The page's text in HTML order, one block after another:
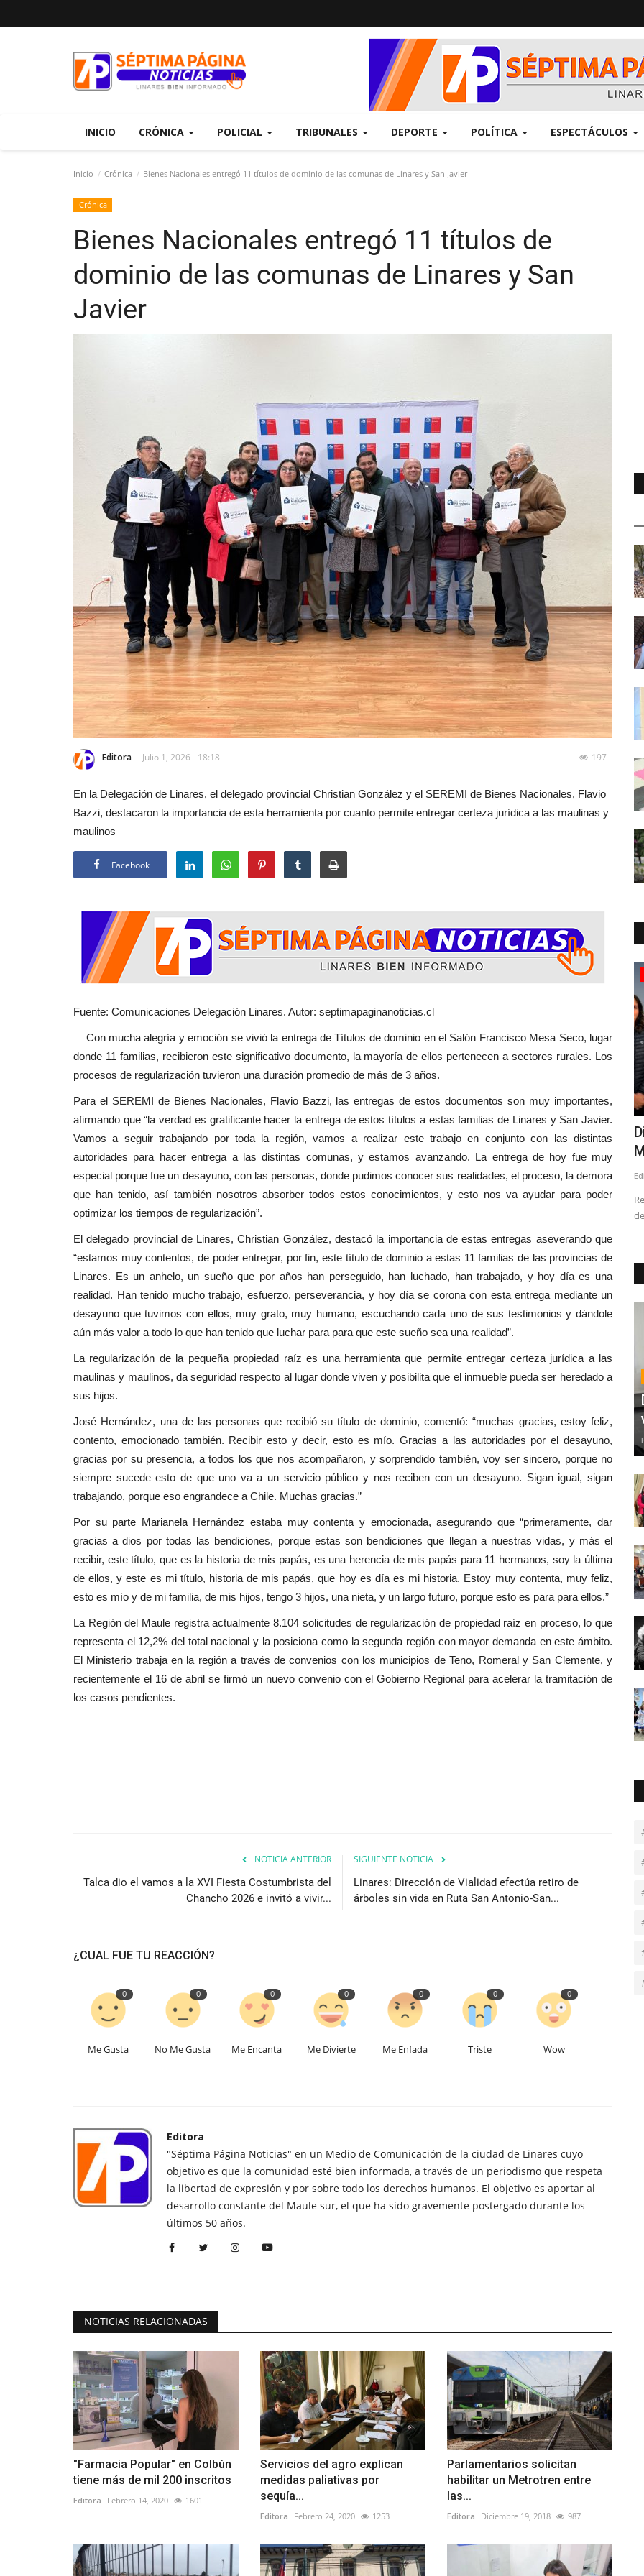
INICIO CRÓNICA POLICIAL TRIBUNALES DEPORTE POLÍTICA ESPECTÁCULOS
Inicio Crónica Bienes Nacionales entregó 11 títulos de dominio de las comunas de Linares y San Javier
Crónica
Bienes Nacionales entregó 11 títulos de
dominio de las comunas de Linares y San
Javier
Editora Julio 1, 2026 - 18:18 197
En la Delegación de Linares, el delegado provincial Christian González y el SEREMI de Bienes Nacionales, Flavio
Bazzi, destacaron la importancia de esta herramienta por cuanto permite entregar certeza jurídica a las maulinas y
maulinos
Facebook
Fuente: Comunicaciones Delegación Linares. Autor: septimapaginanoticias.cl
Con mucha alegría y emoción se vivió la entrega de Títulos de dominio en el Salón Francisco Mesa Seco, lugar
donde 11 familias, recibieron este significativo documento, la mayoría de ellos pertenecen a sectores rurales. Los
procesos de regularización tuvieron una duración promedio de más de 3 años.
Para el SEREMI de Bienes Nacionales, Flavio Bazzi, las entregas de estos documentos son muy importantes,
afirmando que “la verdad es gratificante hacer la entrega de estos títulos a estas familias de Linares y San Javier.
Vamos a seguir trabajando por toda la región, vamos a realizar este trabajo en conjunto con las distintas
autoridades para hacer entrega a las distintas comunas, y estamos avanzando. La entrega de hoy fue muy
especial porque fue un desayuno, con las personas, donde pudimos conocer sus realidades, el proceso, la demora
que han tenido, así también nosotros absorber todos estos conocimientos, y esto nos va ayudar para poder
optimizar los tiempos de regularización”.
El delegado provincial de Linares, Christian González, destacó la importancia de estas entregas aseverando que
“estamos muy contentos, de poder entregar, por fin, este título de dominio a estas 11 familias de las provincias de
Linares. Es un anhelo, un sueño que por años han perseguido, han luchado, han trabajado, y hoy día es una
realidad. Han tenido mucho trabajo, esfuerzo, perseverancia, y hoy día se corona con esta entrega mediante un
desayuno que tuvimos con ellos, muy grato, muy humano, escuchando cada uno de sus testimonios y dándole
aún más valor a todo lo que han tenido que luchar para para que este sueño sea una realidad”.
La regularización de la pequeña propiedad raíz es una herramienta que permite entregar certeza jurídica a las
maulinas y maulinos, da seguridad respecto al lugar donde viven y posibilita que el inmueble pueda ser heredado a
sus hijos.
José Hernández, una de las personas que recibió su título de dominio, comentó: “muchas gracias, estoy feliz,
contento, emocionado también. Recibir esto y decir, esto es mío. Gracias a las autoridades por el desayuno,
gracias por su presencia, a todos los que nos acompañaron, y sorprendido también, voy ser sincero, porque no
siempre sucede esto de que uno va a un servicio público y nos reciben con un desayuno. Sigan igual, sigan
trabajando, porque eso engrandece a Chile. Muchas gracias.”
Por su parte Marianela Hernández estaba muy contenta y emocionada, asegurando que “primeramente, dar
gracias a dios por todas las bendiciones, porque estas son bendiciones que llegan a nuestras vidas, y más el
recibir, este título, que es la historia de mis papás, es una herencia de mis papás para 11 hermanos, soy la última
de ellos, y este es mi título, historia de mis papás, que hoy es día es mi historia. Estoy muy contenta, muy feliz,
esto es mío y de mi familia, de mis hijos, tengo 3 hijos, una nieta, y un largo futuro, porque esto es para para ellos.”
La Región del Maule registra actualmente 8.104 solicitudes de regularización de propiedad raíz en proceso, lo que
representa el 12,2% del total nacional y la posiciona como la segunda región con mayor demanda en este ámbito.
El Ministerio trabaja en la región a través de convenios con los municipios de Teno, Romeral y San Clemente, y
recientemente el 16 de abril se firmó un nuevo convenio con el Gobierno Regional para acelerar la tramitación de
los casos pendientes.
NOTICIA ANTERIOR
Talca dio el vamos a la XVI Fiesta Costumbrista del
Chancho 2026 e invitó a vivir...
SIGUIENTE NOTICIA
Linares: Dirección de Vialidad efectúa retiro de
árboles sin vida en Ruta San Antonio-San...
¿CUAL FUE TU REACCIÓN?
0
Me Gusta
0
No Me Gusta
0
Me Encanta
0
Me Divierte
0
Me Enfada
0
Triste
0
Wow
Editora
"Séptima Página Noticias" en un Medio de Comunicación de la ciudad de Linares cuyo
objetivo es que la comunidad esté bien informada, a través de un periodismo que respeta
la libertad de expresión y por sobre todo los derechos humanos. El objetivo es aportar al
desarrollo constante del Maule sur, el que ha sido gravemente postergado durante los
últimos 50 años.
NOTICIAS RELACIONADAS
"Farmacia Popular" en Colbún
tiene más de mil 200 inscritos
Editora Febrero 14, 2020 1601
Servicios del agro explican
medidas paliativas por
sequía...
Editora Febrero 24, 2020 1253
Parlamentarios solicitan
habilitar un Metrotren entre
las...
Editora Diciembre 19, 2018 987
Espectáculos
Llega el Tomo IV de las “Las Crónicas
de Linares”
Editora Julio 24, 2026 254
El profesor, columnista e investigador Manuel Quevedo
Méndez presentará su nueva...
Estudio revela que accidentes de
trayecto ocurren al final...
Editora Agosto 4, 2026 123
Los eventos que acontecen entre las 18:00 y las 24:00 horas